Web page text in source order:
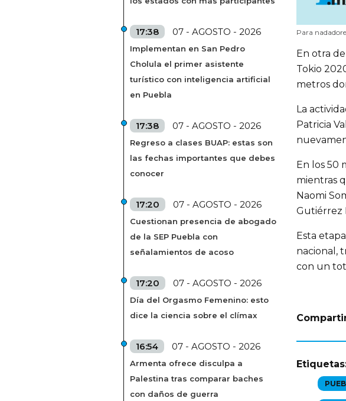
17:38 07 - AGOSTO - 2026
Implementan en San Pedro
Cholula el primer asistente
turístico con inteligencia artificial
en Puebla
17:38 07 - AGOSTO - 2026
Regreso a clases BUAP: estas son
las fechas importantes que debes
conocer
17:20 07 - AGOSTO - 2026
Cuestionan presencia de abogado
de la SEP Puebla con
señalamientos de acoso
17:20 07 - AGOSTO - 2026
Día del Orgasmo Femenino: esto
dice la ciencia sobre el clímax
16:54 07 - AGOSTO - 2026
Armenta ofrece disculpa a
Palestina tras comparar baches
con daños de guerra
Para
En otra
Tokio
metros
La
Patricia
En los 50
mientras
Naomi
Gutiérrez
Esta
nacional,
con un